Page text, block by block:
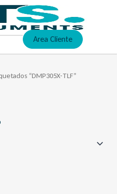
Area Cliente
“DMP305X-TLF”